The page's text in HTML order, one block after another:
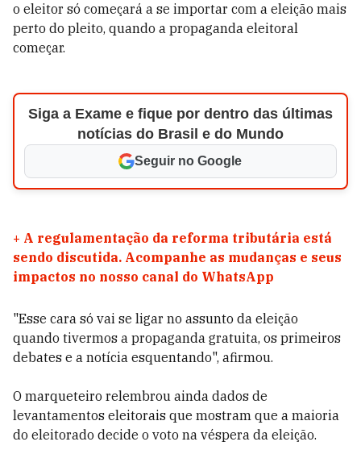
o eleitor só começará a se importar com a eleição mais
perto do pleito, quando a propaganda eleitoral
começar.
Siga a Exame e fique por dentro das últimas
notícias do Brasil e do Mundo
Seguir no Google
+ A regulamentação da reforma tributária está
sendo discutida. Acompanhe as mudanças e seus
impactos no nosso canal do WhatsApp
"Esse cara só vai se ligar no assunto da eleição
quando tivermos a propaganda gratuita, os primeiros
debates e a notícia esquentando", afirmou.
O marqueteiro relembrou ainda dados de
levantamentos eleitorais que mostram que a maioria
do eleitorado decide o voto na véspera da eleição.